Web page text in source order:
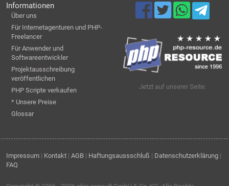
Informationen
Über uns
Für Internetagenturen und PHP-
Freelancer
Für Anwender und
Softwareentwickler
Projektausschreibung
veröffentlichen
PHP Scripte verkaufen
* Unsere Preise
Glossar
Jetzt auf unserer Seite:
Impressum | Kontakt | AGB | Haftungsaussschluß | Datenschutzerklärung |
FAQ